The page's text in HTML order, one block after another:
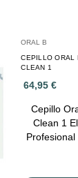
ORAL B
CEPILLO ORAL
CLEAN 1
64,95 €
Cepillo
Clean 1